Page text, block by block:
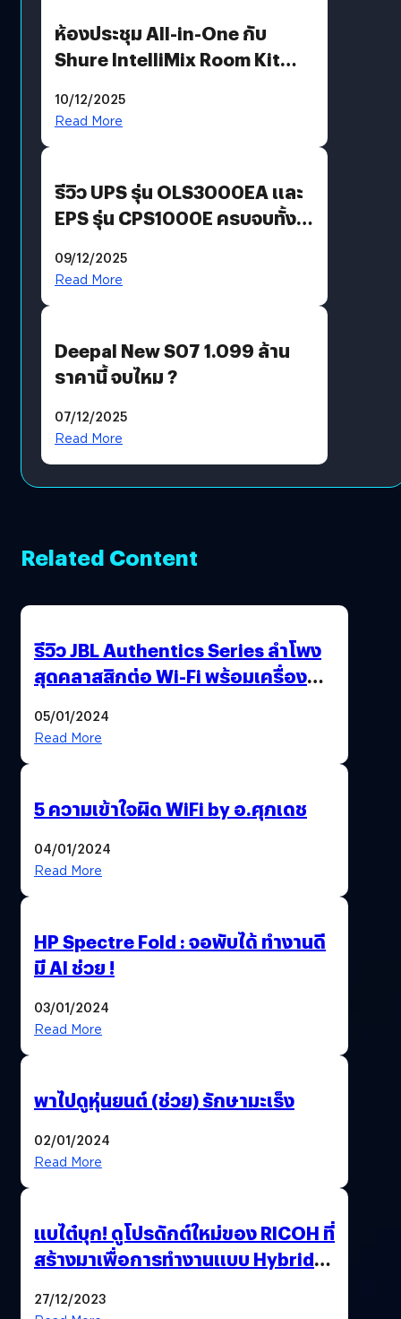
ห้องประชุม All-in-One กับ
Shure IntelliMix Room Kit
10/12/2025
Read More
รีวิว UPS รุ่น OLS3000EA และ
EPS รุ่น CPS1000E ครบจบทั้ง
09/12/2025
Read More
Deepal New S07 1.099 ล้าน
ราคานี้ จบไหม ?
07/12/2025
Read More
Related Content
รีวิว JBL Authentics Series ลำโพง
สุดคลาสสิกต่อ Wi-Fi พร้อมเครื่อง
05/01/2024
Read More
5 ความเข้าใจผิด WiFi by อ.ศุภเดช
04/01/2024
Read More
HP Spectre Fold : จอพับได้ ทำงานดี
มี AI ช่วย !
03/01/2024
Read More
พาไปดูหุ่นยนต์ (ช่วย) รักษามะเร็ง
02/01/2024
Read More
แบไต๋บุก! ดูโปรดักต์ใหม่ของ RICOH ที่
สร้างมาเพื่อการทำงานแบบ Hybrid
27/12/2023